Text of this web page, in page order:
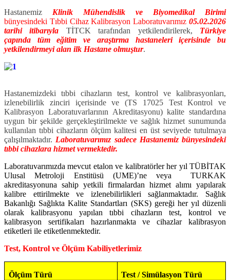
Hastanemiz Klinik Mühendislik ve Biyomedikal Birimi
bünyesindeki Tıbbi Cihaz Kalibrasyon Laboratuvarımız 05.02.2026
tarihi itibarıyla TİTCK tarafından yetkilendirilerek, Türkiye
çapında tüm eğitim ve araştırma hastaneleri içerisinde bu
yetkilendirmeyi alan ilk Hastane olmuştur.
Hastanemizdeki tıbbi cihazların test, kontrol ve kalibrasyonları,
izlenebilirlik zinciri içerisinde ve (TS 17025 Test Kontrol ve
Kalibrasyon Laboratuvarlarının Akreditasyonu) kalite standardına
uygun bir şekilde gerçekleştirilmekte ve sağlık hizmet sunumunda
kullanılan tıbbi cihazların ölçüm kalitesi en üst seviyede tutulmaya
çalışılmaktadır. Laboratuvarımız sadece Hastanemiz bünyesindeki
tıbbi cihazlara hizmet vermektedir.
Laboratuvarımızda mevcut etalon ve kalibratörler her yıl TÜBİTAK
Ulusal Metroloji Enstitüsü (UME)’ne veya TURKAK
akreditasyonuna sahip yetkili firmalardan hizmet alımı yapılarak
kalibre ettirilmekte ve izlenebilirlikleri sağlanmaktadır. Sağlık
Bakanlığı Sağlıkta Kalite Standartları (SKS) gereği her yıl düzenli
olarak kalibrasyonu yapılan tıbbi cihazların test, kontrol ve
kalibrasyon sertifikaları hazırlanmakta ve cihazlar kalibrasyon
etiketleri ile etiketlenmektedir.
Test, Kontrol ve Ölçüm Kabiliyetlerimiz
Ölçüm Türü Test / Simülasyon Türü